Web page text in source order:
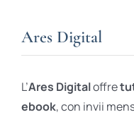
Ares Digital
L’Ares Digitaloffre
ebook, con invii